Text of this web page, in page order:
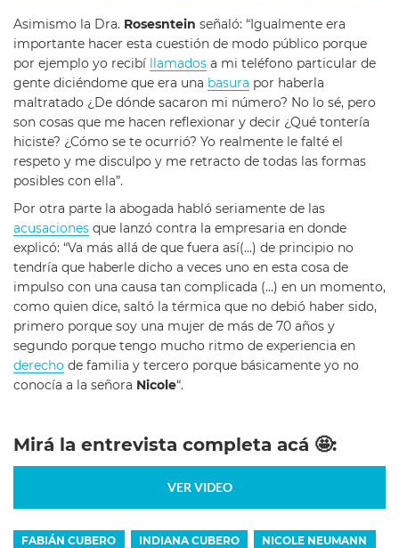
Asimismo la Dra. Rosesntein señaló: “Igualmente era
importante hacer esta cuestión de modo público porque
por ejemplo yo recibí
llamados a mi teléfono particular de
gente diciéndome que era una basura por haberla
maltratado ¿De dónde sacaron mi número? No lo sé, pero
son cosas que me hacen reflexionar y decir ¿Qué tontería
hiciste? ¿Cómo se te ocurrió? Yo realmente le falté el
respeto y me disculpo y me retracto de todas las formas
posibles con ella”.
Por otra parte la abogada habló seriamente de las
acusaciones que lanzó contra la empresaria en donde
explicó: “Va más allá de que fuera así(…) de principio no
tendría que haberle dicho a veces uno en esta cosa de
impulso con una causa tan complicada (…) en un momento,
como quien dice, saltó la térmica que no debió haber sido,
primero porque soy una mujer de más de 70 años y
segundo porque tengo mucho ritmo de experiencia en
derecho de familia y tercero porque básicamente yo no
conocía a la señora Nicole“.
Mirá la entrevista completa acá 🤩:
VER VIDEO
FABIÁN CUBERO INDIANA CUBERO NICOLE NEUMANN